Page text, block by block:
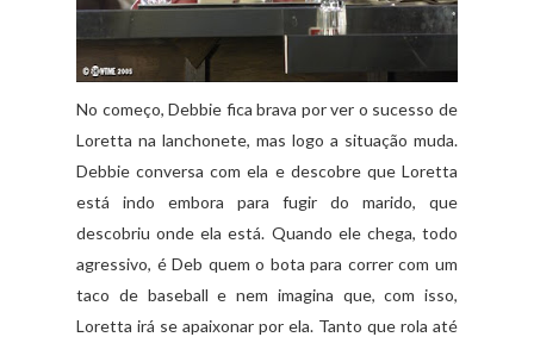
No começo, Debbie fica brava por ver o sucesso de
Loretta na lanchonete, mas logo a situação muda.
Debbie conversa com ela e descobre que Loretta
está indo embora para fugir do marido, que
descobriu onde ela está. Quando ele chega, todo
agressivo, é Deb quem o bota para correr com um
taco de baseball e nem imagina que, com isso,
Loretta irá se apaixonar por ela. Tanto que rola até